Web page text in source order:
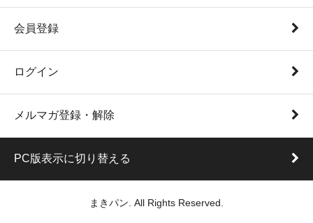
会員登録
ログイン
メルマガ登録・解除
PC版表示に切り替える
まきパン. All Rights Reserved.